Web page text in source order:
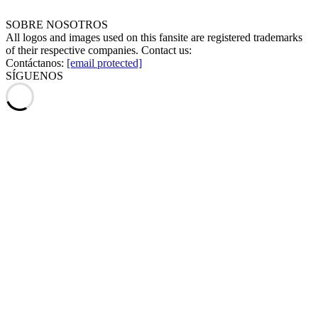
SOBRE NOSOTROS
All logos and images used on this fansite are registered trademarks
of their respective companies. Contact us:
Contáctanos: [email protected]
SÍGUENOS